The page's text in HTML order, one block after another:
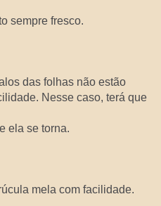
sempre fresco.
das folhas não estão
Nesse caso, terá que
ela se torna.
mela com facilidade.